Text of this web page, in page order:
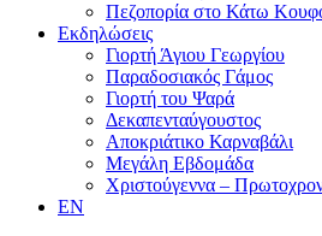
Πεζοπορία στο Κάτω
Εκδηλώσεις
Γιορτή Άγιου Γεωργίου
Παραδοσιακός Γάμος
Γιορτή του Ψαρά
Δεκαπενταύγουστος
Αποκριάτικο Καρναβάλι
Μεγάλη Εβδομάδα
Χριστούγεννα –
EN